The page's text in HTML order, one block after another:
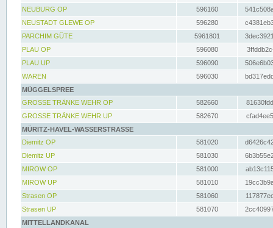
NEUBURG OP
596160
NEUSTADT GLEWE OP
596280
PARCHIM GÜTE
5961801
PLAU OP
596080
PLAU UP
596090
WAREN
596030
MÜGGELSPREE
GROSSE TRÄNKE WEHR OP
582660
GROSSE TRÄNKE WEHR UP
582670
MÜRITZ-HAVEL-WASSERSTRASSE
Diemitz OP
581020
Diemitz UP
581030
MIROW OP
581000
MIROW UP
581010
Strasen OP
581060
Strasen UP
581070
MITTELLANDKANAL